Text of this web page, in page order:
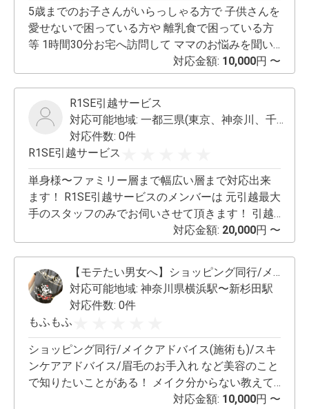
入された車両の回送及び運転請負です。 個人請け
負いです。 契約書、領収書の発行は致しません。
保険は１日の掛け捨て保険を利用します。 （約
500円の負担をお願いします。又、保険に加入でき
ない車両は要相談と致します） サービス中に発生
します燃料代、駐車場代、有料道路通行代、その
他全ての経費は依頼主の負担とさせて頂きます。
サービスエリアは東京、神奈川を中心として私が
移動出来る範囲（相談内容によって国内全域）と
致します。（交通費は別途頂戴致します） サービ
スはあくまでも車の運転です。引っ越しなどでト
ラックの運転は引き受けますが、荷物の搬出入は
出来ません。（釣りやキャンプなどで使う道具程
度の物はお手伝い致します） 公道を走行できない
車両や違法な荷物の運搬は出来ません。 本業があ
りますので依頼される場合は予めご相談くださ
い。 基本利用料金は時給2000円です。
5歳までのお子さんがいらっしゃる方で 子供さんを
愛せないで困っている方や 離乳食で困っている方
等 1時間30分お宅へ訪問して ママのお悩みを聞い
たり、掃除や料理を致します。2人1組で行きます
ので安心してくださいね。
対応金額: 10,000円 〜
R1SE引越サービス
対応可能地域: 一都三県(東京、神奈川、千葉、埼玉)
対応件数: 0件
R1SE引越サービス
単身様〜ファミリー層まで幅広い層まで対応出来
ます！ R1SE引越サービスのメンバーは 元引越最大
手のスタッフのみでお伺いさせて頂きます！ 引越
し業界の精鋭を集めた集団なので、 スピード感溢
れる作業、丁寧な接客、お客様のご要望にマッチ
う仕事が心から大好きな従業員でお伺いしますの
で、親身に対応、多数のリクエストに応えること
が可能です。 人生の岐路を迎える大事な引越しの
シーンだからこそ最後まで寄り添い考える R1SE引
越サービスにご依頼ください！
https://lin.ee/kD4Io0U
対応金額: 20,000円 〜
【モテたい男女へ】ショッピング同行/メイクアドバイス
対応可能地域: 神奈川県横浜駅〜新杉田駅
対応件数: 0件
もふもふ
ショッピング同行/メイクアドバイス(施術も)/スキ
ンケアアドバイス/眉毛のお手入れ など美容のこと
で知りたいことがある！ メイク分からない教えて
対応金額: 10,000円 〜